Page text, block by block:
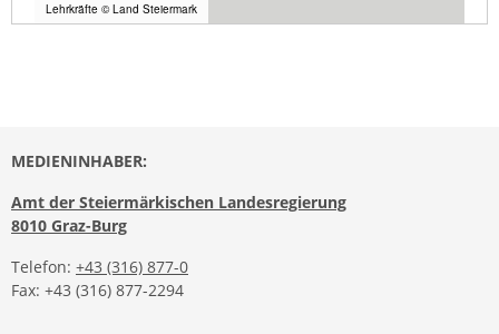
Lehrkräfte © Land Steiermark
MEDIENINHABER:
Amt der Steiermärkischen Landesregierung
8010 Graz-Burg
Telefon: +43 (316) 877-0
Fax: +43 (316) 877-2294